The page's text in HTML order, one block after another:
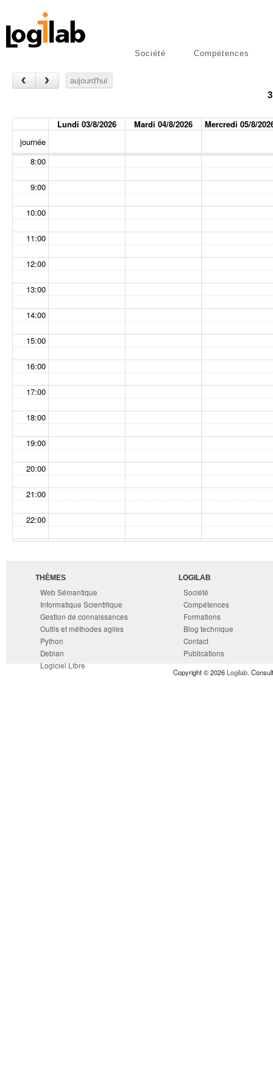
Société
Compétences
‹ › aujourd'hui
Lundi 03/8/2026 Mardi 04/8/2026
Mercredi 05/8/
journée
3:00
5:00
8:00
9:00
10:00
11:00
12:00
13:00
14:00
15:00
16:00
17:00
18:00
19:00
20:00
21:00
22:00
23:00
THÈMES
Web Sémantique
Informatique Scientifique
Gestion de connaissances
Outils et méthodes agiles
Python
Debian
Logiciel Libre
LOGILAB
Société
Compétences
Formations
Blog technique
Contact
Publications
Copyright © 2026 Logilab.